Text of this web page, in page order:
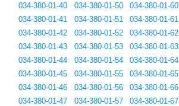
034-380-01-40
034-380-01-41
034-380-01-42
034-380-01-43
034-380-01-44
034-380-01-45
034-380-01-46
034-380-01-47
034-380-01-50
034-380-01-51
034-380-01-52
034-380-01-53
034-380-01-54
034-380-01-55
034-380-01-56
034-380-01-57
034-380-01-60
034-380-01-61
034-380-01-62
034-380-01-63
034-380-01-64
034-380-01-65
034-380-01-66
034-380-01-67